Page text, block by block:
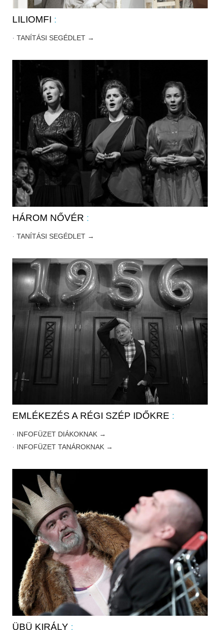
LILIOMFI :
· TANÍTÁSI SEGÉDLET →
HÁROM NŐVÉR :
· TANÍTÁSI SEGÉDLET →
EMLÉKEZÉS A RÉGI SZÉP IDŐKRE :
· INFOFÜZET DIÁKOKNAK →
· INFOFÜZET TANÁROKNAK →
ÜBÜ KIRÁLY :